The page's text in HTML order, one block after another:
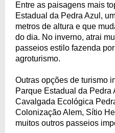
Entre as paisagens mais
Estadual da Pedra Azul,
metros de altura e que
do dia. No inverno, atrai
passeios estilo fazenda
agroturismo.
Outras opções de turismo
Parque Estadual da Pedra
Cavalgada Ecológica
Colonização Alem, Sítio
muitos outros passeios